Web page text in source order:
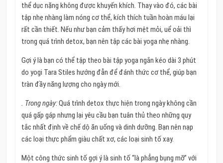
thể dục nặng không được khuyến khích. Thay vào đó, các bài
tập nhẹ nhàng làm nóng cơ thể, kích thích tuần hoàn máu lại
rất cần thiết. Nếu như bạn cảm thấy hơi mệt mỏi, uể oải thì
trong quá trình detox, bạn nên tập các bài yoga nhẹ nhàng.
Gợi ý là bạn có thể tập theo bài tập yoga ngắn kéo dài 3 phút
do yogi Tara Stiles hướng đẫn để đánh thức cơ thể, giúp bạn
tràn đầy năng lượng cho ngày mới.
. Trong ngày:Quá trình detox thực hiện trong ngày không cần
quá gấp gáp nhưng lại yêu cầu bạn tuân thủ theo những quy
tắc nhất định về chế dộ ăn uống và dinh dưỡng. Bạn nên nạp
các loại thực phẩm giàu chất xơ, các loại sinh tố xay.
Một công thức sinh tố gợi ý là sinh tố “là phẳng bụng mỡ” với